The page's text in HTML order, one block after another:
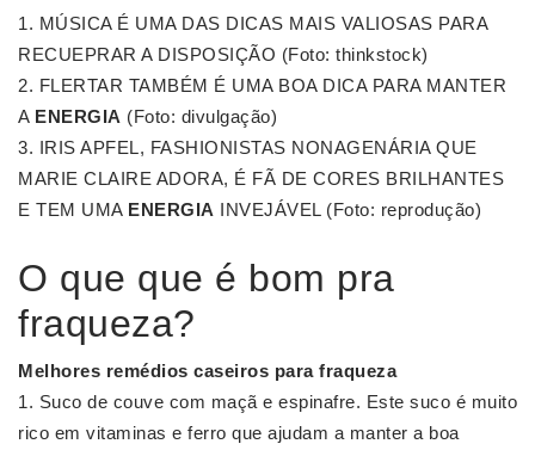
MÚSICA É UMA DAS DICAS MAIS VALIOSAS PARA
RECUEPRAR A DISPOSIÇÃO (Foto: thinkstock)
FLERTAR TAMBÉM É UMA BOA DICA PARA MANTER
A ENERGIA (Foto: divulgação)
IRIS APFEL, FASHIONISTAS NONAGENÁRIA QUE
MARIE CLAIRE ADORA, É FÃ DE CORES BRILHANTES
E TEM UMA ENERGIA INVEJÁVEL (Foto: reprodução)
O que que é bom pra
fraqueza?
Melhores remédios caseiros para fraqueza
Suco de couve com maçã e espinafre. Este suco é muito
rico em vitaminas e ferro que ajudam a manter a boa